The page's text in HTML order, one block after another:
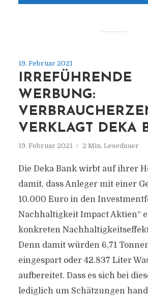
19. Februar 2021
IRREFÜHRENDE
WERBUNG:
VERKLAGT DEKA
19. Februar 2021 2 Min. Lesedauer
Die Deka Bank wirbt auf ihrer
damit, dass Anleger mit einer
10.000 Euro in den
Nachhaltigkeit Impact Aktien“
konkreten
Denn damit würden 6,71
eingespart oder 42.837 Liter
aufbereitet. Dass es sich bei
lediglich um Schätzungen